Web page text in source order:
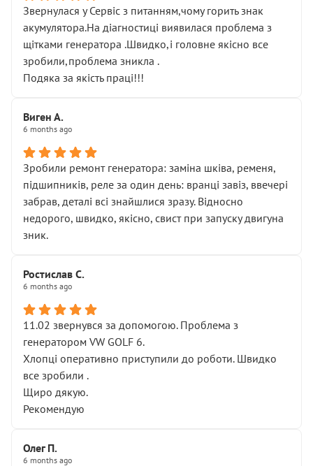
Звернулася у Сервіс з питанням,чому горить знак
акумулятора.На діагностиці виявилася проблема з
щітками генератора .Швидко,і головне якісно все
зробили,проблема зникла .
Подяка за якість праці!!!
Виген А.
6 months ago
Зробили ремонт генератора: заміна шківа, ременя,
підшипників, реле за один день: вранці завіз, ввечері
забрав, деталі всі знайшлися зразу. Відносно
недорого, швидко, якісно, свист при запуску двигуна
зник.
Ростислав С.
6 months ago
11.02 звернувся за допомогою. Проблема з
генератором VW GOLF 6.
Хлопці оперативно приступили до роботи. Швидко
все зробили .
Щиро дякую.
Рекомендую
Олег П.
6 months ago